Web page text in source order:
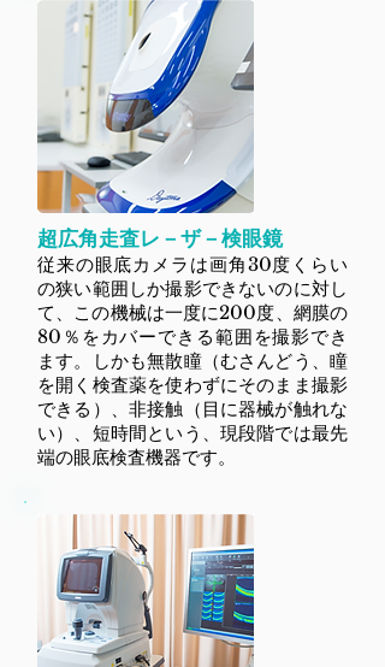
超広角走査レ－ザ－検眼鏡
従来の眼底カメラは画角30度くらい
の狭い範囲しか撮影できないのに対し
て、この機械は一度に200度、網膜の
80％をカバーできる範囲を撮影でき
ます。しかも無散瞳（むさんどう、瞳
を開く検査薬を使わずにそのまま撮影
できる）、非接触（目に器械が触れな
い）、短時間という、現段階では最先
端の眼底検査機器です。